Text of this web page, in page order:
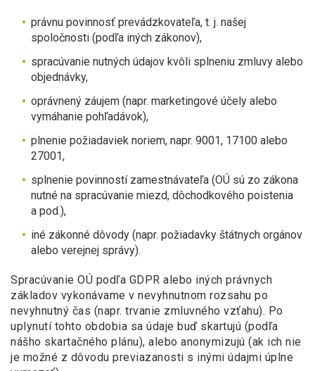
právnu povinnosť prevádzkovateľa, t. j. našej
spoločnosti (podľa iných zákonov),
spracúvanie nutných údajov kvôli splneniu zmluvy alebo
objednávky,
oprávnený záujem (napr. marketingové účely alebo
vymáhanie pohľadávok),
plnenie požiadaviek noriem, napr. 9001, 17100 alebo
27001,
splnenie povinností zamestnávateľa (OÚ sú zo zákona
nutné na spracúvanie miezd, dôchodkového poistenia
a pod.),
iné zákonné dôvody (napr. požiadavky štátnych orgánov
alebo verejnej správy).
Spracúvanie OÚ podľa GDPR alebo iných právnych
základov vykonávame v nevyhnutnom rozsahu po
nevyhnutný čas (napr. trvanie zmluvného vzťahu). Po
uplynutí tohto obdobia sa údaje buď skartujú (podľa
nášho skartačného plánu), alebo anonymizujú (ak ich nie
je možné z dôvodu previazanosti s inými údajmi úplne